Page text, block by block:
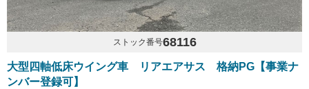
ストック番号68116
大型四軸低床ウイング車 リアエアサス 格納PG【事業ナ
ンバー登録可】